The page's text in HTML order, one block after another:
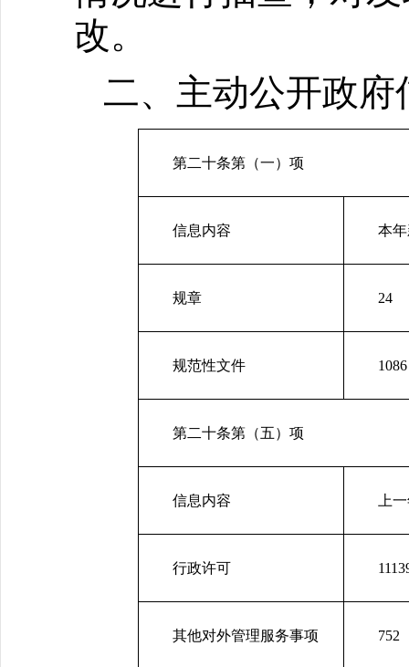
改。
二、主动公开政府
第二十条第（一）项
信息内容 本
规章 24
规范性文件 1086
第二十条第（五）项
信息内容 上
行政许可
其他对外管理服务事项 752